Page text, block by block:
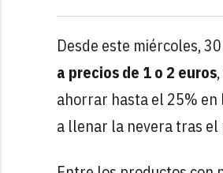
Desde este miércoles,
a precios de 1 o 2 euros
ahorrar hasta el 25% en
a llenar la nevera tras el